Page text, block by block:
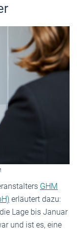
GHM
erläutert dazu:
Lage bis Januar
und ist es, eine